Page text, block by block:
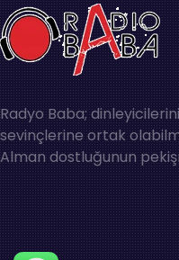
Radyo Baba;
sevinçlerine ortak
Alman dostluğunun